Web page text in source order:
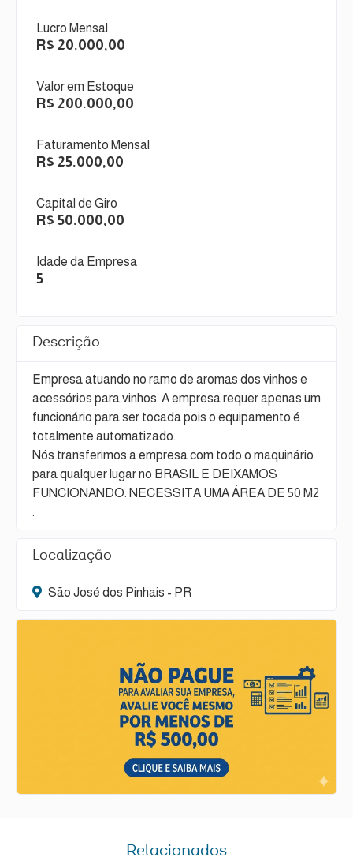
Lucro Mensal
R$ 20.000,00
Valor em Estoque
R$ 200.000,00
Faturamento Mensal
R$ 25.000,00
Capital de Giro
R$ 50.000,00
Idade da Empresa
5
Descrição
Empresa atuando no ramo de aromas dos vinhos e
acessórios para vinhos. A empresa requer apenas um
funcionário para ser tocada pois o equipamento é
totalmente automatizado.
Nós transferimos a empresa com todo o maquinário
para qualquer lugar no BRASIL E DEIXAMOS
FUNCIONANDO. NECESSITA UMA ÁREA DE 50 M2
.
Localização
São José dos Pinhais - PR
Relacionados